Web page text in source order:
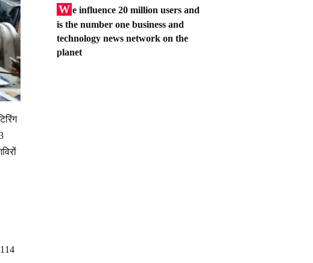
W e influence 20 million users and
is the number one business and
technology news network on the
planet